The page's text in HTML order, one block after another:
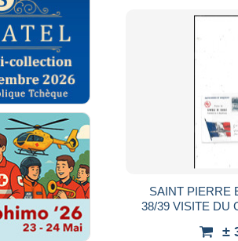
SAINT PIERRE
38/39 VISITE DU
±